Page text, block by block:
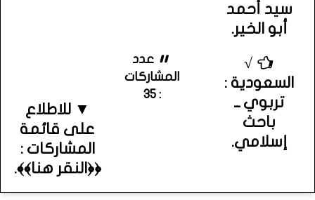
سيد أحمد
أبو الخير.
√
السعودية :
تربوي ــ
باحث
إسلامي.
عدد
المشاركات
: 35
▼ للاطلاع
على قائمة
المشاركات :
﴿﴿النقر هنا﴾﴾.